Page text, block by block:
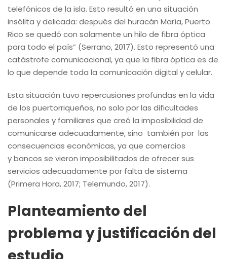
telefónicos de la isla. Esto resultó en una situación
insólita y delicada: después del huracán María, Puerto
Rico se quedó con solamente un hilo de fibra óptica
para todo el país” (Serrano, 2017). Esto representó una
catástrofe comunicacional, ya que la fibra óptica es de
lo que depende toda la comunicación digital y celular.
Esta situación tuvo repercusiones profundas en la vida
de los puertorriqueños, no solo por las dificultades
personales y familiares que creó la imposibilidad de
comunicarse adecuadamente, sino también por las
consecuencias económicas, ya que comercios
y bancos se vieron imposibilitados de ofrecer sus
servicios adecuadamente por falta de sistema
(Primera Hora, 2017; Telemundo, 2017).
Planteamiento del
problema y justificación del